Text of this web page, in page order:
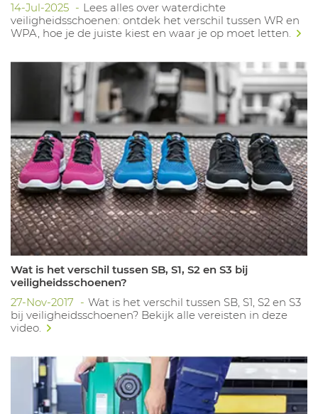
14-Jul-2025
Lees alles over waterdichte
veiligheidsschoenen: ontdek het verschil tussen WR en
WPA, hoe je de juiste kiest en waar je op moet letten.
Wat is het verschil tussen SB, S1, S2 en S3 bij
veiligheidsschoenen?
27-Nov-2017
Wat is het verschil tussen SB, S1, S2 en S3
bij veiligheidsschoenen? Bekijk alle vereisten in deze
video.